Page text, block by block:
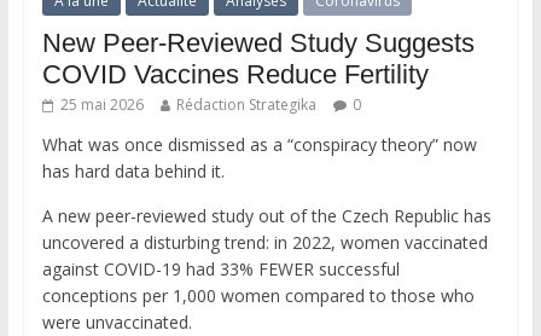
New Peer-Reviewed Study Suggests
COVID Vaccines Reduce Fertility
25 mai 2026 Rédaction Strategika 0
What was once dismissed as a “conspiracy theory” now
has hard data behind it.
A new peer-reviewed study out of the Czech Republic has
uncovered a disturbing trend: in 2022, women vaccinated
against COVID-19 had 33% FEWER successful
conceptions per 1,000 women compared to those who
were unvaccinated.